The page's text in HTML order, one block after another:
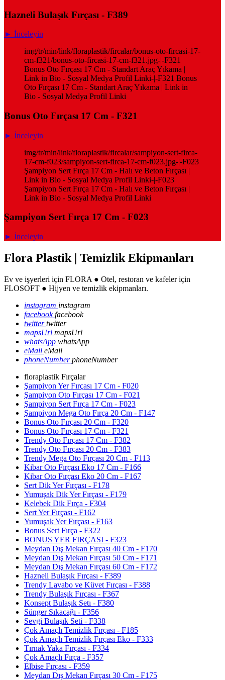
Hazneli Bulaşık Fırçası - F389
► İnceleyin
img/tr/min/link/floraplastik/fircalar/bonus-oto-fircasi-17-
cm-f321/bonus-oto-fircasi-17-cm-f321.jpg-|-F321
Bonus Oto Fırçası 17 Cm - Standart Araç Yıkama |
Link in Bio - Sosyal Medya Profil Linki-|-F321 Bonus
Oto Fırçası 17 Cm - Standart Araç Yıkama | Link in
Bio - Sosyal Medya Profil Linki
Bonus Oto Fırçası 17 Cm - F321
► İnceleyin
img/tr/min/link/floraplastik/fircalar/sampiyon-sert-firca-
17-cm-f023/sampiyon-sert-firca-17-cm-f023.jpg-|-F023
Şampiyon Sert Fırça 17 Cm - Halı ve Beton Fırçası |
Link in Bio - Sosyal Medya Profil Linki-|-F023
Şampiyon Sert Fırça 17 Cm - Halı ve Beton Fırçası |
Link in Bio - Sosyal Medya Profil Linki
Şampiyon Sert Fırça 17 Cm - F023
► İnceleyin
Flora Plastik | Temizlik Ekipmanları
Ev ve işyerleri için FLORA ● Otel, restoran ve kafeler için
FLOSOFT ● Hijyen ve temizlik ekipmanları.
instagram instagram
facebookfacebook
twittertwitter
mapsUrl mapsUrl
whatsApp whatsApp
eMail eMail
phoneNumberphoneNumber
floraplastik Fırçalar
Şampiyon Yer Fırçası 17 Cm - F020
Şampiyon Oto Fırçası 17 Cm - F021
Şampiyon Sert Fırça 17 Cm - F023
Şampiyon Mega Oto Fırça 20 Cm - F147
Bonus Oto Fırçası 20 Cm - F320
Bonus Oto Fırçası 17 Cm - F321
Trendy Oto Fırçası 17 Cm - F382
Trendy Oto Fırçası 20 Cm - F383
Trendy Mega Oto Fırçası 20 Cm - F113
Kibar Oto Fırçası Eko 17 Cm - F166
Kibar Oto Fırçası Eko 20 Cm - F167
Sert Dik Yer Fırçası - F178
Yumuşak Dik Yer Fırçası - F179
Kelebek Dik Fırça - F304
Sert Yer Fırçası - F162
Yumuşak Yer Fırçası - F163
Bonus Sert Fırça - F322
BONUS YER FIRÇASI - F323
Meydan Dış Mekan Fırçası 40 Cm - F170
Meydan Dış Mekan Fırçası 50 Cm - F171
Meydan Dış Mekan Fırçası 60 Cm - F172
Hazneli Bulaşık Fırçası - F389
Trendy Lavabo ve Küvet Fırçası - F388
Trendy Bulaşık Fırçası - F367
Konsept Bulaşık Setı - F380
Sünger Sıkacağı - F356
Sevgi Bulaşık Seti - F338
Çok Amaçlı Temizlik Fırçası - F185
Çok Amaçlı Temizlik Fırçası Eko - F333
Tırnak Yaka Fırçası - F334
Çok Amaçlı Fırça - F357
Elbise Fırçası - F359
Meydan Dış Mekan Fırçası 30 Cm - F175